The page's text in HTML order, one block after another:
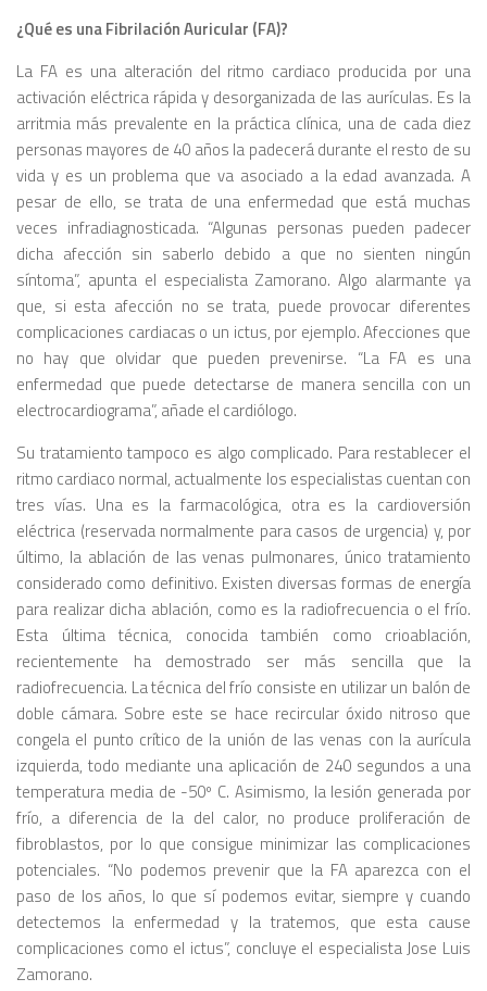
¿Qué es una Fibrilación Auricular (FA)?
La FA es una alteración del ritmo cardiaco producida por una
activación eléctrica rápida y desorganizada de las aurículas. Es la
arritmia más prevalente en la práctica clínica, una de cada diez
personas mayores de 40 años la padecerá durante el resto de su
vida y es un problema que va asociado a la edad avanzada. A
pesar de ello, se trata de una enfermedad que está muchas
veces infradiagnosticada. “Algunas personas pueden padecer
dicha afección sin saberlo debido a que no sienten ningún
síntoma”, apunta el especialista Zamorano. Algo alarmante ya
que, si esta afección no se trata, puede provocar diferentes
complicaciones cardiacas o un ictus, por ejemplo. Afecciones que
no hay que olvidar que pueden prevenirse. “La FA es una
enfermedad que puede detectarse de manera sencilla con un
electrocardiograma”, añade el cardiólogo.
Su tratamiento tampoco es algo complicado. Para restablecer el
ritmo cardiaco normal, actualmente los especialistas cuentan con
tres vías. Una es la farmacológica, otra es la cardioversión
eléctrica (reservada normalmente para casos de urgencia) y, por
último, la ablación de las venas pulmonares, único tratamiento
considerado como definitivo. Existen diversas formas de energía
para realizar dicha ablación, como es la radiofrecuencia o el frío.
Esta última técnica, conocida también como crioablación,
recientemente ha demostrado ser más sencilla que la
radiofrecuencia. La técnica del frío consiste en utilizar un balón de
doble cámara. Sobre este se hace recircular óxido nitroso que
congela el punto crítico de la unión de las venas con la aurícula
izquierda, todo mediante una aplicación de 240 segundos a una
temperatura media de -50º C. Asimismo, la lesión generada por
frío, a diferencia de la del calor, no produce proliferación de
fibroblastos, por lo que consigue minimizar las complicaciones
potenciales. “No podemos prevenir que la FA aparezca con el
paso de los años, lo que sí podemos evitar, siempre y cuando
detectemos la enfermedad y la tratemos, que esta cause
complicaciones como el ictus”, concluye el especialista Jose Luis
Zamorano.